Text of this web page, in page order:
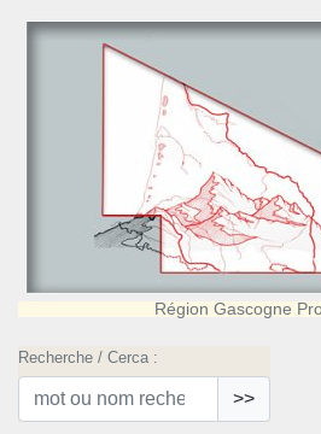
Région Gascogne
Recherche / Cerca :
>>